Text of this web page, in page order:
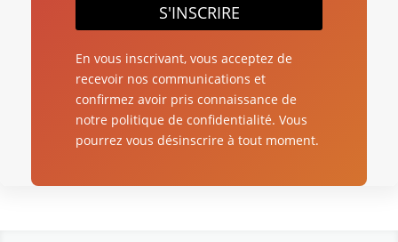
S'INSCRIRE
En vous inscrivant, vous acceptez de
recevoir nos communications et
confirmez avoir pris connaissance de
notre politique de confidentialité. Vous
pourrez vous désinscrire à tout moment.